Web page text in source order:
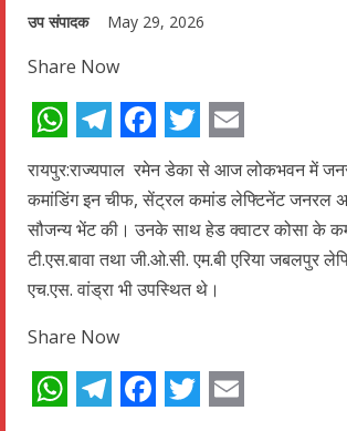
उप संपादक May 29, 2026
Share Now
WhatsApp
Telegram
Facebook
Twitter
Email
रायपुर:राज्यपाल रमेन डेका से आज लोकभवन में
कमांडिंग इन चीफ, सेंट्रल कमांड लेफ्टिनेंट जनरल
सौजन्य भेंट की। उनके साथ हेड क्वाटर कोसा के
टी.एस.बावा तथा जी.ओ.सी. एम.बी एरिया जबलपुर
एच.एस. वांड्रा भी उपस्थित थे।
Share Now